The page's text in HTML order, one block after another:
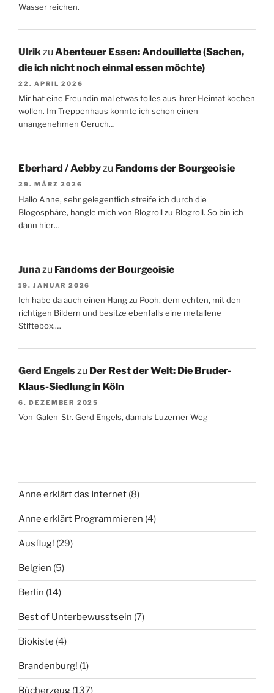
Wasser reichen.
Ulrik zu Abenteuer Essen: Andouillette (Sachen,
die ich nicht noch einmal essen möchte)
22. APRIL 2026
Mir hat eine Freundin mal etwas tolles aus ihrer Heimat kochen
wollen. Im Treppenhaus konnte ich schon einen
unangenehmen Geruch…
Eberhard / Aebbyzu Fandoms der Bourgeoisie
29. MÄRZ 2026
Hallo Anne, sehr gelegentlich streife ich durch die
Blogosphäre, hangle mich von Blogroll zu Blogroll. So bin ich
dann hier…
Junazu Fandoms der Bourgeoisie
19. JANUAR 2026
Ich habe da auch einen Hang zu Pooh, dem echten, mit den
richtigen Bildern und besitze ebenfalls eine metallene
Stiftebox.…
Gerd Engelszu Der Rest der Welt: Die Bruder-
Klaus-Siedlung in Köln
6. DEZEMBER 2025
Von-Galen-Str. Gerd Engels, damals Luzerner Weg
Anne erklärt das Internet (8)
Anne erklärt Programmieren (4)
Ausflug! (29)
Belgien (5)
Berlin (14)
Best of Unterbewusstsein (7)
Biokiste (4)
Brandenburg! (1)
Bücherzeug (137)